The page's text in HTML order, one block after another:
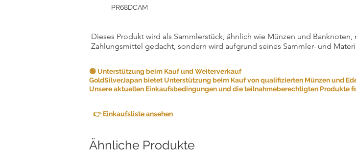
PR68DCAM
Dieses Produkt wird als Sammlerstück, ähnlich wie Münzen und
Zahlungsmittel gedacht, sondern wird aufgrund seines Sammler- und
🟢 Unterstützung beim Kauf und Weiterverkauf
GoldSilverJapan bietet Unterstützung beim Kauf von qualifizierten Münzen und
Unsere aktuellen Einkaufsbedingungen und die teilnahmeberechtigten Produkte
👉 Einkaufsliste ansehen
Ähnliche Produkte